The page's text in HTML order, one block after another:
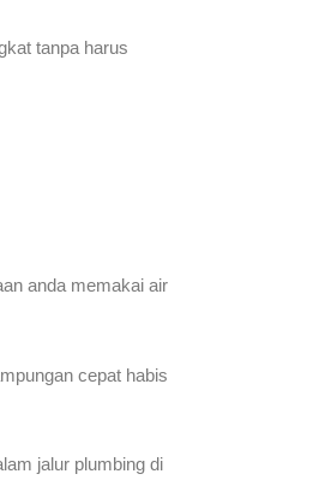
tanpa harus
anda memakai air
cepat habis
jalur plumbing di